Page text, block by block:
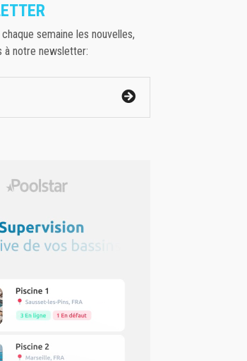
semaine les nouvelles,
à notre newsletter: